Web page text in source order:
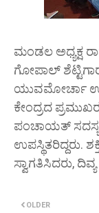
ಮಂಡಲ ಅಧ್ಯಕ್ಷ
ಗೋಪಾಲ್
ಯುವಮೋರ್ಚಾ
ಕೇಂದ್ರದ
ಪಂಚಾಯತ್
ಉಪಸ್ಥಿತರಿದ್ದರು.
ಸ್ವಾಗತಿಸಿದರು,
OLDER